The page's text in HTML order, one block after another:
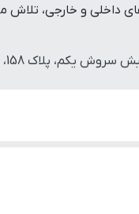
و خارجی، تلاش
پلاک 158، طبقه 3، واحد 3.